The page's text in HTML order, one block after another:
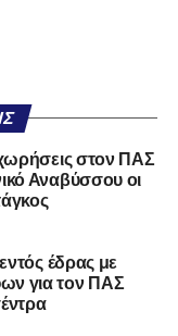
στον ΠΑΣ
Αναβύσσου οι
έδρας με
για τον ΠΑΣ